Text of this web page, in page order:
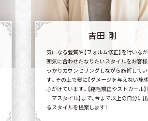
吉田 剛
気になる髪質や【フォルム修正】を行いな
囲気に合わせたなりたいスタイルをお客
っかりカウンセリングしながら施術して
す。その上で髪に【ダメージを与えない施
心がけています。【縮毛矯正やストカール】
ーマスタイル】まで、今まで以上の自分に
るスタイルを提案します！